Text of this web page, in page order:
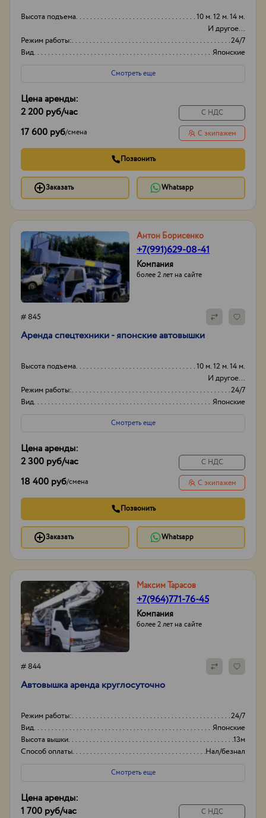
Высота подъема
10 м. 12 м. 14 м.
И другое...
Режим работы:
24/7
Вид
Японские
Оборудование
Автовышки
Смотреть еще
Цена аренды:
2 200 руб/час
17 600 руб/смена
С НДС
С экипажем
Позвонить
Заказать Whatsapp
Антон Борисенко
+7(991)629-08-41
Компания
более 2 лет на сайте
# 845
Аренда спецтехники - японские автовышки
Высота подъема
10 м. 12 м. 14 м.
И другое...
Режим работы:
24/7
Вид
Японские
Способ оплаты
Нал/безнал
Смотреть еще
Цена аренды:
2 300 руб/час
18 400 руб/смена
С НДС
С экипажем
Позвонить
Заказать Whatsapp
Максим Тарасов
+7(964)771-76-45
Компания
более 2 лет на сайте
# 844
Автовышка аренда круглосуточно
Режим работы:
24/7
Вид
Японские
Высота вышки
13м
Способ оплаты
Нал/безнал
Смотреть еще
Цена аренды:
1 700 руб/час С НДС